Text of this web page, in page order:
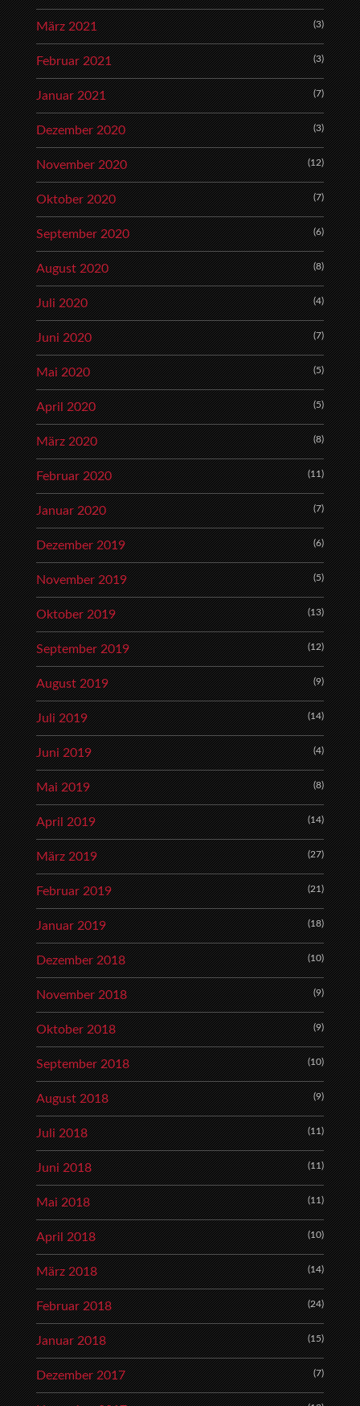
März 2021 (3)
Februar 2021 (3)
Januar 2021 (7)
Dezember 2020 (3)
November 2020 (12)
Oktober 2020 (7)
September 2020 (6)
August 2020 (8)
Juli 2020 (4)
Juni 2020 (7)
Mai 2020 (5)
April 2020 (5)
März 2020 (8)
Februar 2020 (11)
Januar 2020 (7)
Dezember 2019 (6)
November 2019 (5)
Oktober 2019 (13)
September 2019 (12)
August 2019 (9)
Juli 2019 (14)
Juni 2019 (4)
Mai 2019 (8)
April 2019 (14)
März 2019 (27)
Februar 2019 (21)
Januar 2019 (18)
Dezember 2018 (10)
November 2018 (9)
Oktober 2018 (9)
September 2018 (10)
August 2018 (9)
Juli 2018 (11)
Juni 2018 (11)
Mai 2018 (11)
April 2018 (10)
März 2018 (14)
Februar 2018 (24)
Januar 2018 (15)
Dezember 2017 (7)